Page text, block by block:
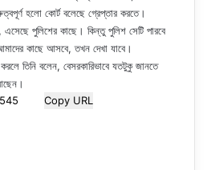
হলো কোর্ট বলেছে গ্রেপ্তার করতে।
পুলিশের কাছে। কিন্তু পুলিশ সেটি পারবে
কাছে আসবে, তখন দেখা যাবে।
তিনি বলেন, বেসরকারিভাবে যতটুকু জানতে
Copy URL